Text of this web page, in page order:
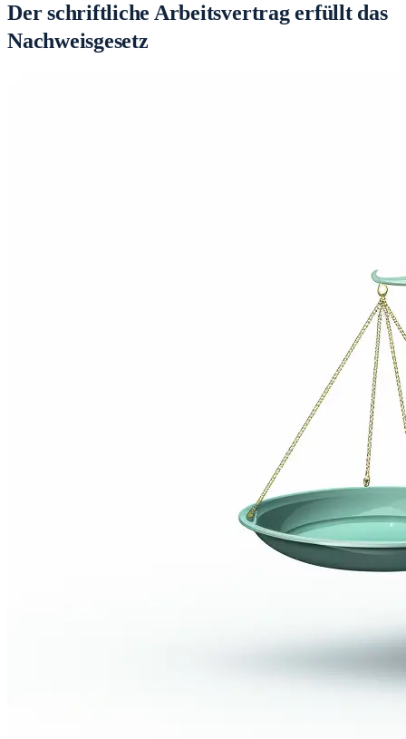
Der schriftliche Arbeitsvertrag erfüllt das
Nachweisgesetz